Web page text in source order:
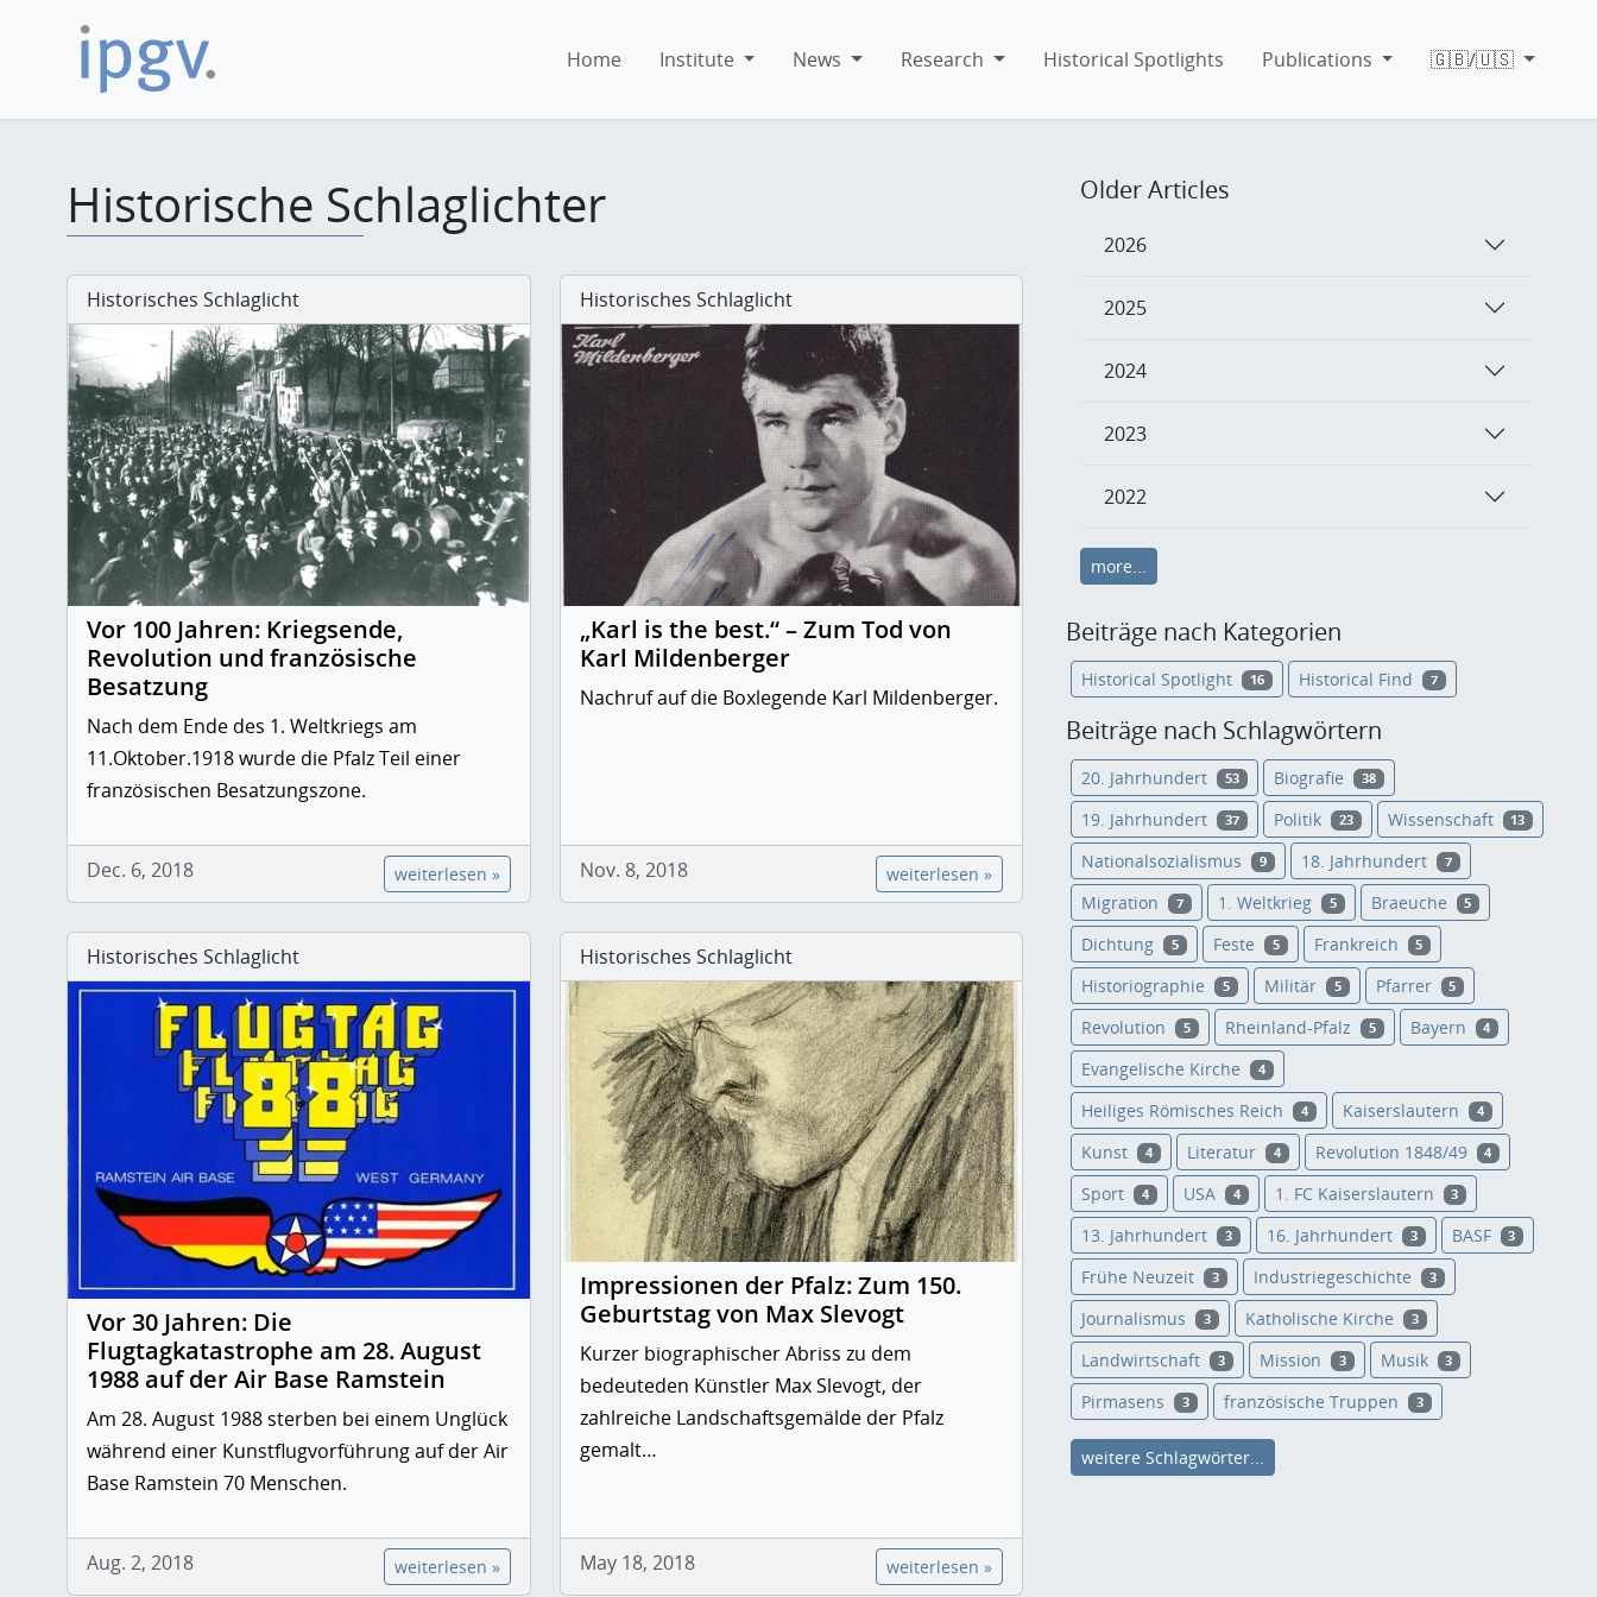
Home Institute News Research Historical Spotlights Publications 🇬🇧/🇺🇸
Historische Schlaglichter
Historisches Schlaglicht
Vor 100 Jahren: Kriegsende,
Revolution und französische
Besatzung
Nach dem Ende des 1. Weltkriegs am
11.Oktober.1918 wurde die Pfalz Teil einer
französischen Besatzungszone.
Dec. 6, 2018 weiterlesen »
Historisches Schlaglicht
„Karl is the best.“ – Zum Tod von
Karl Mildenberger
Nachruf auf die Boxlegende Karl Mildenberger.
Nov. 8, 2018 weiterlesen »
Historisches Schlaglicht
Vor 30 Jahren: Die
Flugtagkatastrophe am 28. August
1988 auf der Air Base Ramstein
Am 28. August 1988 sterben bei einem Unglück
während einer Kunstflugvorführung auf der Air
Base Ramstein 70 Menschen.
Aug. 2, 2018 weiterlesen »
Historisches Schlaglicht
Impressionen der Pfalz: Zum 150.
Geburtstag von Max Slevogt
Kurzer biographischer Abriss zu dem
bedeuteden Künstler Max Slevogt, der
zahlreiche Landschaftsgemälde der Pfalz
gemalt…
May 18, 2018 weiterlesen »
Older Articles
2026
2025
2024
2023
2022
more...
Beiträge nach Kategorien
Historical Spotlight 16 Historical Find 7
Beiträge nach Schlagwörtern
20. Jahrhundert 53 Biografie 38
19. Jahrhundert 37 Politik 23 Wissenschaft 13
Nationalsozialismus 9 18. Jahrhundert 7
Migration 7 1. Weltkrieg 5 Braeuche 5
Dichtung 5 Feste 5 Frankreich 5
Historiographie 5 Militär 5 Pfarrer 5
Revolution 5 Rheinland-Pfalz 5 Bayern 4
Evangelische Kirche 4
Heiliges Römisches Reich 4 Kaiserslautern 4
Kunst 4 Literatur 4 Revolution 1848/49 4
Sport 4 USA 4 1. FC Kaiserslautern 3
13. Jahrhundert 3 16. Jahrhundert 3 BASF 3
Frühe Neuzeit 3 Industriegeschichte 3
Journalismus 3 Katholische Kirche 3
Landwirtschaft 3 Mission 3 Musik 3
Pirmasens 3 französische Truppen 3
weitere Schlagwörter...